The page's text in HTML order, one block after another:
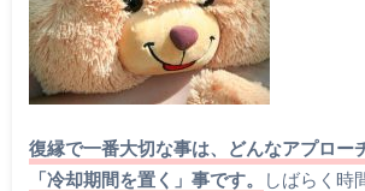
復縁で一番大切な事は、どんなアプロー
「冷却期間を置く」事です。
しばらく時